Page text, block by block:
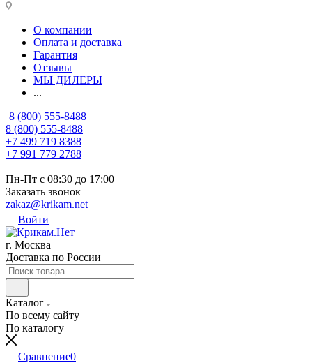
О компании
Оплата и доставка
Гарантия
Отзывы
МЫ ДИЛЕРЫ
...
8 (800) 555-8488
8 (800) 555-8488
+7 499 719 8388
+7 991 779 2788
Пн-Пт с 08:30 до 17:00
Заказать звонок
zakaz@krikam.net
Войти
г. Москва
Доставка по России
Каталог
По всему сайту
По каталогу
Сравнение0